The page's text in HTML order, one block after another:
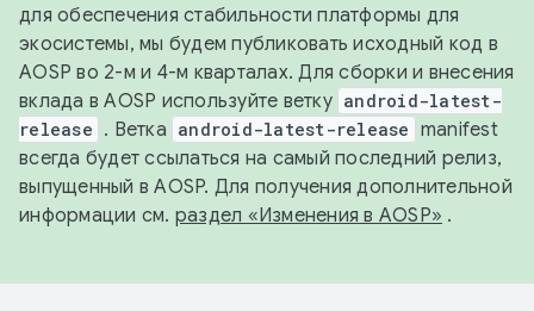
для обеспечения стабильности платформы для
экосистемы, мы будем публиковать исходный код в
AOSP во 2-м и 4-м кварталах. Для сборки и внесения
вклада в AOSP используйте ветку android-latest-
release . Ветка android-latest-release manifest
всегда будет ссылаться на самый последний релиз,
выпущенный в AOSP. Для получения дополнительной
информации см. раздел «Изменения в AOSP» .